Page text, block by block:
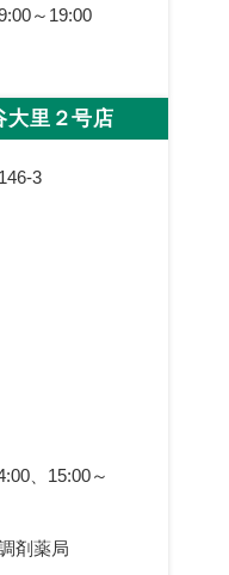
～19:00
里２号店
3
、15:00～
剤薬局